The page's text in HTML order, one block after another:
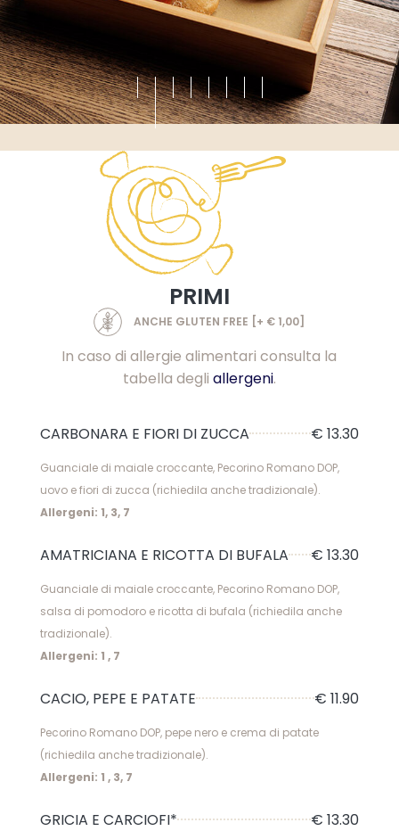
PRIMI
ANCHE GLUTEN FREE [+ € 1,00]
In caso di allergie alimentari consulta la
tabella degli allergeni.
CARBONARA E FIORI DI ZUCCA € 13.30
Guanciale di maiale croccante, Pecorino Romano DOP,
uovo e fiori di zucca (richiedila anche tradizionale).
Allergeni: 1, 3, 7
AMATRICIANA E RICOTTA DI BUFALA € 13.30
Guanciale di maiale croccante, Pecorino Romano DOP,
salsa di pomodoro e ricotta di bufala (richiedila anche
tradizionale).
Allergeni: 1 , 7
CACIO, PEPE E PATATE € 11.90
Pecorino Romano DOP, pepe nero e crema di patate
(richiedila anche tradizionale).
Allergeni: 1 , 3, 7
GRICIA E CARCIOFI* € 13.30